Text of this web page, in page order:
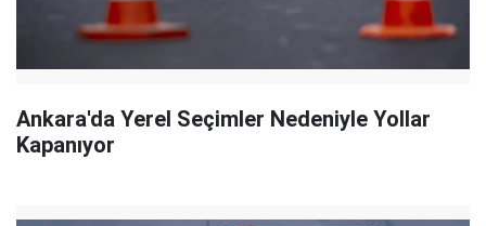
Ankara'da Yerel Seçimler Nedeniyle Yollar
Kapanıyor